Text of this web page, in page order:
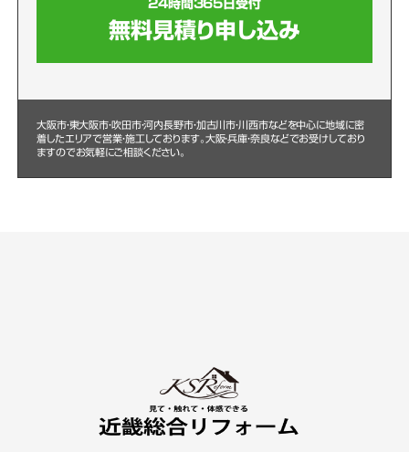
24時間365日受付
無料見積り申し込み
大阪市・東大阪市・吹田市・河内長野市・加古川市・川西市などを中心に地域に密
着したエリアで営業・施工しております。大阪・兵庫・奈良などでお受けしており
ますのでお気軽にご相談ください。